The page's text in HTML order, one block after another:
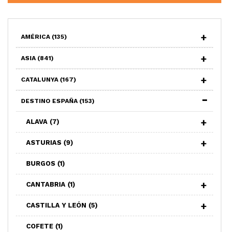
AMÉRICA (135)
ASIA (841)
CATALUNYA (167)
DESTINO ESPAÑA (153)
ALAVA (7)
ASTURIAS (9)
BURGOS (1)
CANTABRIA (1)
CASTILLA Y LEÓN (5)
COFETE (1)